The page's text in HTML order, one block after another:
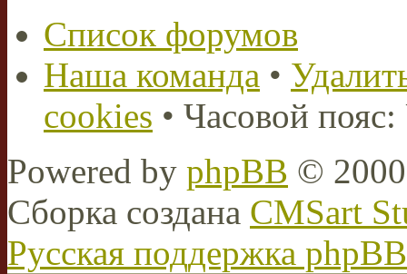
Список форумов
Наша команда •
cookies • Часовой
Powered by phpBB ©
Сборка создана CMSart
Русская поддержка phpBB